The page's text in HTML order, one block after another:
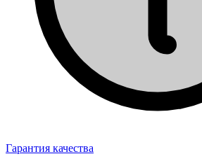
Гарантия качества